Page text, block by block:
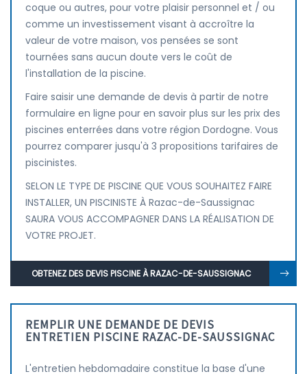
coque ou autres, pour votre plaisir personnel et / ou
comme un investissement visant à accroître la
valeur de votre maison, vos pensées se sont
tournées sans aucun doute vers le coût de
l'installation de la piscine.
Faire saisir une demande de devis à partir de notre
formulaire en ligne pour en savoir plus sur les prix des
piscines enterrées dans votre région Dordogne. Vous
pourrez comparer jusqu'à 3 propositions tarifaires de
piscinistes.
SELON LE TYPE DE PISCINE QUE VOUS SOUHAITEZ FAIRE
INSTALLER, UN PISCINISTE À Razac-de-Saussignac
SAURA VOUS ACCOMPAGNER DANS LA RÉALISATION DE
VOTRE PROJET.
OBTENEZ DES DEVIS PISCINE À RAZAC-DE-SAUSSIGNAC
REMPLIR UNE DEMANDE DE DEVIS
ENTRETIEN PISCINE RAZAC-DE-SAUSSIGNAC
L'entretien hebdomadaire constitue la base d'une